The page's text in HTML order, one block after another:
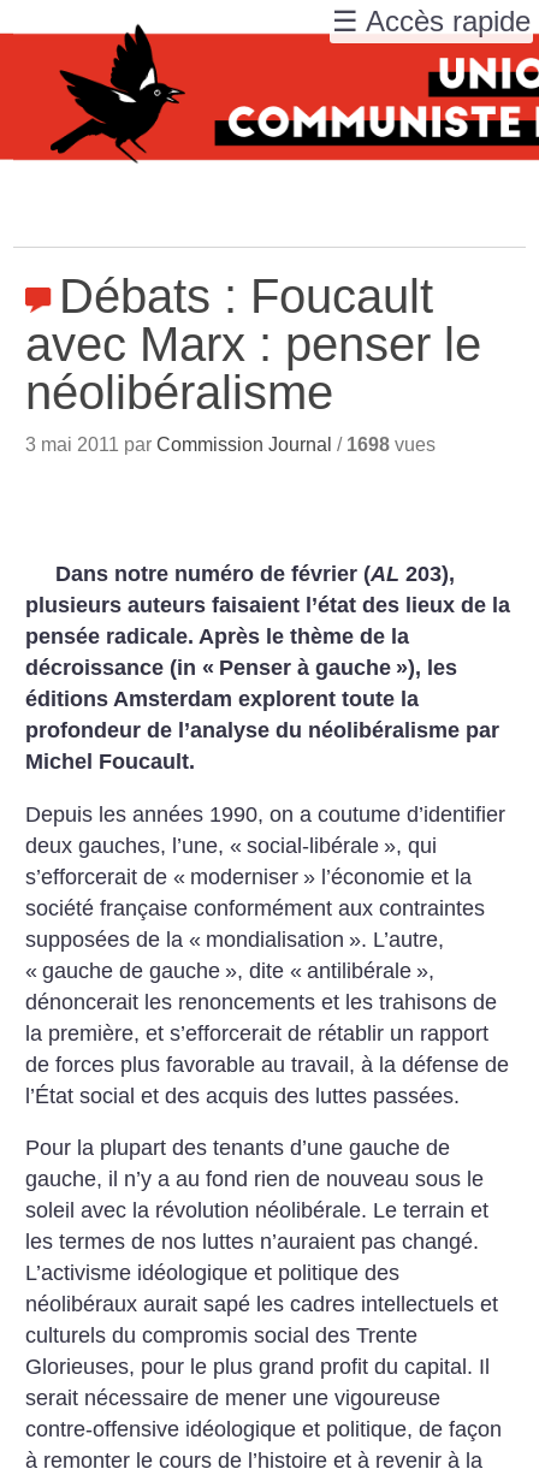
Débats : Foucault
avec Marx : penser le
néolibéralisme
3 mai 2011 parCommission Journal / 1698 vues
Dans notre numéro de février (AL 203),
plusieurs auteurs faisaient l’état des lieux de la
pensée radicale. Après le thème de la
décroissance (in « Penser à gauche »), les
éditions Amsterdam explorent toute la
profondeur de l’analyse du néolibéralisme par
Michel Foucault.
Depuis les années 1990, on a coutume d’identifier
deux gauches, l’une, « social-libérale », qui
s’efforcerait de « moderniser » l’économie et la
société française conformément aux contraintes
supposées de la « mondialisation ». L’autre,
« gauche de gauche », dite « antilibérale »,
dénoncerait les renoncements et les trahisons de
la première, et s’efforcerait de rétablir un rapport
de forces plus favorable au travail, à la défense de
l’État social et des acquis des luttes passées.
Pour la plupart des tenants d’une gauche de
gauche, il n’y a au fond rien de nouveau sous le
soleil avec la révolution néolibérale. Le terrain et
les termes de nos luttes n’auraient pas changé.
L’activisme idéologique et politique des
néolibéraux aurait sapé les cadres intellectuels et
culturels du compromis social des Trente
Glorieuses, pour le plus grand profit du capital. Il
serait nécessaire de mener une vigoureuse
contre-offensive idéologique et politique, de façon
à remonter le cours de l’histoire et à revenir à la
☰ Accès rapide